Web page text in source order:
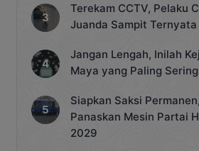
Terekam CCTV, Pelaku
Juanda Sampit Ternyata
Jangan Lengah, Inilah
Maya yang Paling
Siapkan Saksi
Panaskan Mesin Partai
2029